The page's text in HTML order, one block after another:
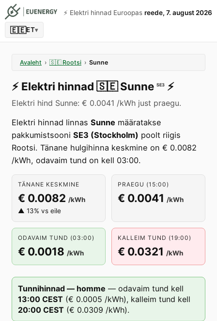
⚡️ Elektri hinnad Euroopas reede, 7. august 2026
🇪🇪ET▾
Avaleht › 🇸🇪 Rootsi › Sunne
⚡️ Elektri hinnad 🇸🇪 Sunne SE3 ⚡️
Elektri hind Sunne: € 0.0041 /kWh just praegu.
Elektri hinnad linnas Sunne määratakse
pakkumistsooni SE3 (Stockholm) poolt riigis
Rootsi. Tänane hulgihinna keskmine on € 0.0082
/kWh, odavaim tund on kell 03:00.
TÄNANE KESKMINE
€ 0.0082 /kWh
▲ 13% vs eile
PRAEGU (15:00)
€ 0.0041 /kWh
ODAVAIM TUND (03:00)
€ 0.0018 /kWh
KALLEIM TUND (19:00)
€ 0.0321 /kWh
Tunnihinnad — homme — odavaim tund kell
13:00 CEST (€ 0.0005 /kWh), kalleim tund kell
20:00 CEST (€ 0.0309 /kWh).